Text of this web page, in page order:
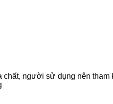
người sử dụng nên